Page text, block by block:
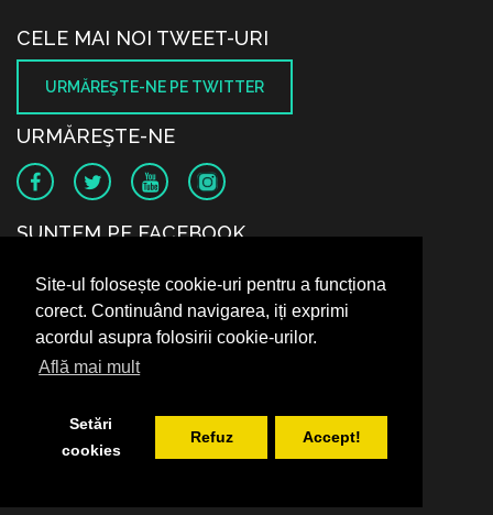
Site-ul folosește cookie-uri pentru a funcționa
corect. Continuând navigarea, iți exprimi
acordul asupra folosirii cookie-urilor.
Află mai mult
Setări
cookies
Refuz Accept!
CELE MAI NOI TWEET-URI
URMĂREŞTE-NE PE TWITTER
URMĂREŞTE-NE
SUNTEM PE FACEBOOK